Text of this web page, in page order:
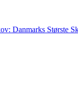
Danmarks Største